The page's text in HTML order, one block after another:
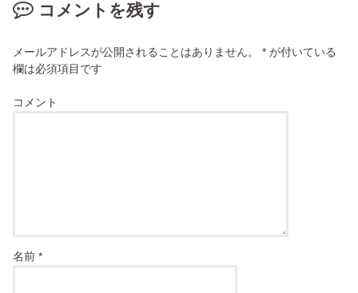
コメントを残す
メールアドレスが公開されることはありません。 * が付いている
欄は必須項目です
コメント
名前*